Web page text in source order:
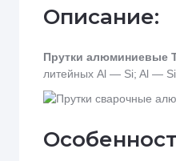
Описание:
Прутки алюминиевые
литейных Al — Si; Al —